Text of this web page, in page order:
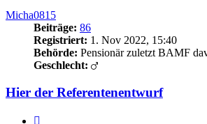
Micha0815
Beiträge: 86
Registriert: 1. Nov 2022, 15:40
Behörde: Pensionär zuletzt BAMF
Geschlecht:
Hier der Referentenentwurf